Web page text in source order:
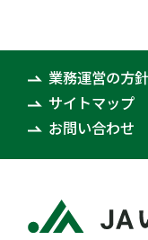
業務運営の方針
サイトマップ
お問い合わせ